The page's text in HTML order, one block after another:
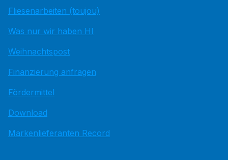
Fliesenarbeiten (toujou)
Was nur wir haben HI
Weihnachtspost
Finanzierung anfragen
Fördermittel
Download
Markenlieferanten Record